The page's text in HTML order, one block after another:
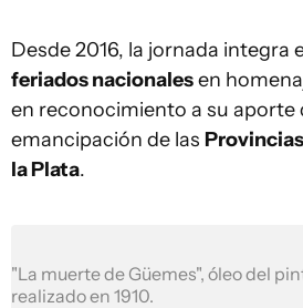
Desde 2016, la jornada integra
feriados nacionalesen
en reconocimiento a su aporte
emancipación de las
la Plata.
"La muerte de Güemes", óleo del
realizado en 1910.